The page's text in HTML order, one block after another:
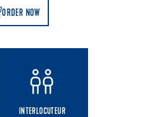
ORDER NOW
INTERLOCUTEUR